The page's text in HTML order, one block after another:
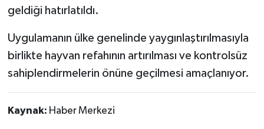
geldiği hatırlatıldı.
Uygulamanın ülke genelinde yaygınlaştırılmasıyla
birlikte hayvan refahının artırılması ve kontrolsüz
sahiplendirmelerin önüne geçilmesi amaçlanıyor.
Kaynak: Haber Merkezi